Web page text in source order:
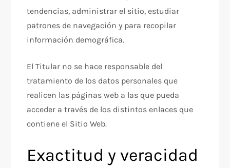
tendencias, administrar el sitio, estudiar
patrones de navegación y para recopilar
información demográfica.
El Titular no se hace responsable del
tratamiento de los datos personales que
realicen las páginas web a las que pueda
acceder a través de los distintos enlaces que
contiene el Sitio Web.
Exactitud y veracidad